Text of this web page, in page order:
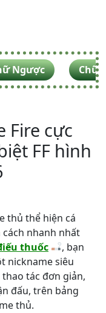
Ngược Chữ
Fire cực
FF hình
thủ thể hiện cá
nhanh nhất
thuốc
, bạn
nickname siêu
thao tác đơn giản,
đấu, trên bảng
thủ.